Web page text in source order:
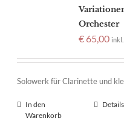
Orchester
€ 65,00 inkl.
Solowerk für Clarinette und
In den
Warenkorb
Details